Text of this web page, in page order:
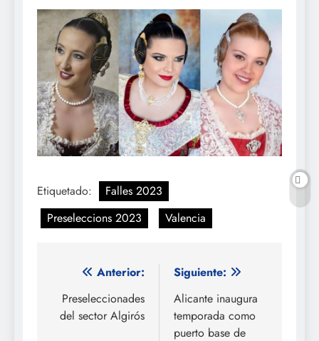
Etiquetado:
Falles 2023
Preseleccions 2023
Valencia
Navegación
de
entradas
Anterior:
Preseleccionades
del sector Algirós
Siguiente:
Alicante inaugura
temporada como
puerto base de